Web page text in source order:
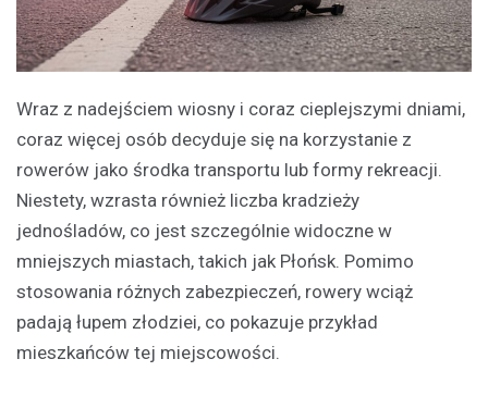
Wraz z nadejściem wiosny i coraz cieplejszymi dniami,
coraz więcej osób decyduje się na korzystanie z
rowerów jako środka transportu lub formy rekreacji.
Niestety, wzrasta również liczba kradzieży
jednośladów, co jest szczególnie widoczne w
mniejszych miastach, takich jak Płońsk. Pomimo
stosowania różnych zabezpieczeń, rowery wciąż
padają łupem złodziei, co pokazuje przykład
mieszkańców tej miejscowości.